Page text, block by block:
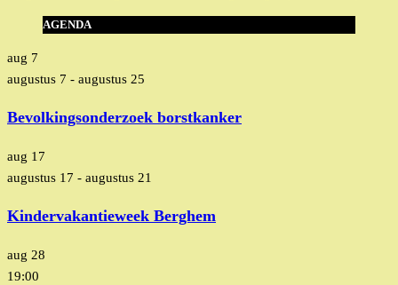
AGENDA
aug 7
augustus 7 - augustus 25
Bevolkingsonderzoek borstkanker
aug 17
augustus 17 - augustus 21
Kindervakantieweek Berghem
aug 28
19:00